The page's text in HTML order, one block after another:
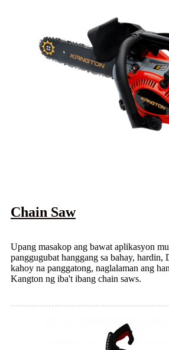
Chain Saw
Upang masakop ang bawat aplikasyon
panggugubat hanggang sa bahay,
kahoy na panggatong, naglalaman ang
Kangton ng iba't ibang chain saws.